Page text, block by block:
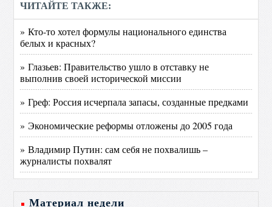
ЧИТАЙТЕ ТАКЖЕ:
» Кто-то хотел формулы национального единства
белых и красных?
» Глазьев: Правительство ушло в отставку не
выполнив своей исторической миссии
» Греф: Россия исчерпала запасы, созданные предками
» Экономические реформы отложены до 2005 года
» Владимир Путин: сам себя не похвалишь –
журналисты похвалят
Материал недели